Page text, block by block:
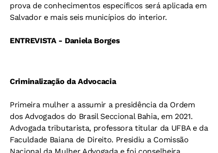
prova de conhecimentos específicos será aplicada em
Salvador e mais seis municípios do interior.
ENTREVISTA - Daniela Borges
Criminalização da Advocacia
Primeira mulher a assumir a presidência da Ordem
dos Advogados do Brasil Seccional Bahia, em 2021.
Advogada tributarista, professora titular da UFBA e da
Faculdade Baiana de Direito. Presidiu a Comissão
Nacional da Mulher Advogada e foi conselheira